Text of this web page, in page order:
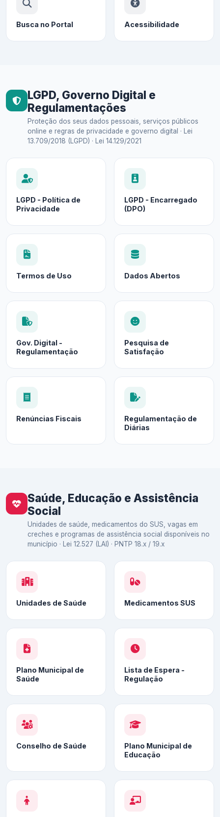
Busca no Portal Acessibilidade
LGPD, Governo Digital e
Regulamentações
Proteção dos seus dados pessoais, serviços públicos
online e regras de privacidade e governo digital · Lei
13.709/2018 (LGPD) · Lei 14.129/2021
LGPD - Política de
Privacidade
LGPD - Encarregado
(DPO)
Termos de Uso Dados Abertos
Gov. Digital -
Regulamentação
Pesquisa de
Satisfação
Renúncias Fiscais
Regulamentação de
Diárias
Saúde, Educação e Assistência
Social
Unidades de saúde, medicamentos do SUS, vagas em
creches e programas de assistência social disponíveis no
município · Lei 12.527 (LAI) · PNTP 18.x / 19.x
Unidades de Saúde Medicamentos SUS
Plano Municipal de
Saúde
Lista de Espera -
Regulação
Conselho de Saúde
Plano Municipal de
Educação